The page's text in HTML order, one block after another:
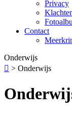
Privacy
Contact
Onderwijs
 > Onderwijs